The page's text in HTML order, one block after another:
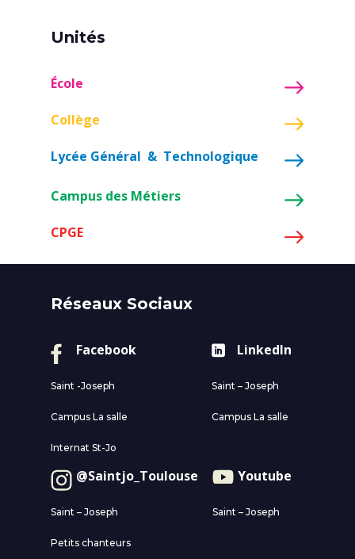
Unités
École
Collège
Lycée Général & Technologique
Campus des Métiers
CPGE
Réseaux Sociaux
Facebook
Saint -Joseph
Campus La salle
Internat St-Jo
LinkedIn
Saint – Joseph
Campus La salle
@Saintjo_Toulouse
Saint – Joseph
Petits chanteurs
Youtube
Saint – Joseph